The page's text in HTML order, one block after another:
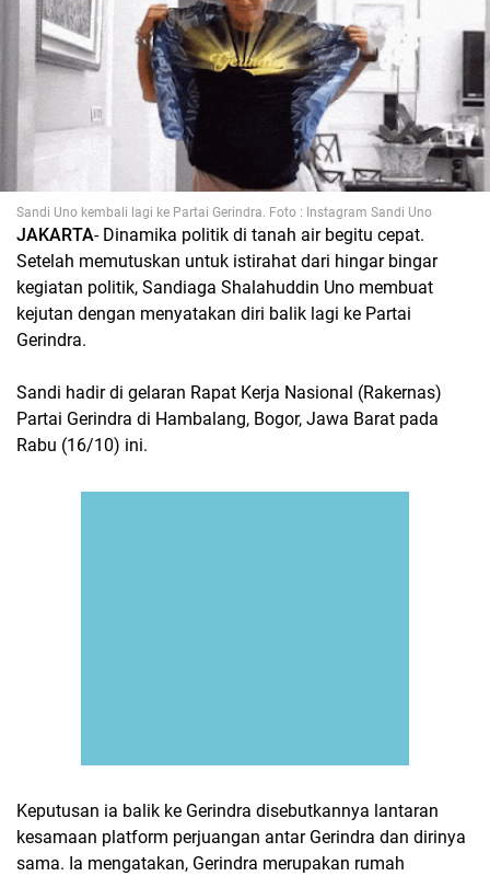
Sandi Uno kembali lagi ke Partai Gerindra. Foto : Instagram Sandi Uno
JAKARTA- Dinamika politik di tanah air begitu cepat.
Setelah memutuskan untuk istirahat dari hingar bingar
kegiatan politik, Sandiaga Shalahuddin Uno membuat
kejutan dengan menyatakan diri balik lagi ke Partai
Gerindra.
Sandi hadir di gelaran Rapat Kerja Nasional (Rakernas)
Partai Gerindra di Hambalang, Bogor, Jawa Barat pada
Rabu (16/10) ini.
Keputusan ia balik ke Gerindra disebutkannya lantaran
kesamaan platform perjuangan antar Gerindra dan dirinya
sama. Ia mengatakan, Gerindra merupakan rumah